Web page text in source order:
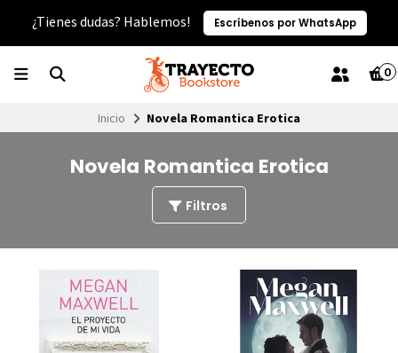
¿Tienes dudas? Hablemos! Escríbenos por WhatsApp
0
Inicio Novela Romantica Erotica
Novela Romantica Erotica
Filtros